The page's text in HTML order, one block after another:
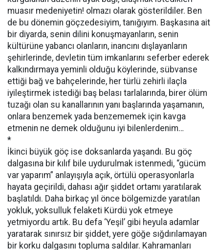
muasır medeniyetin! olmazı olarak gösterildiler. Ben
de bu dönemin göçzedesiyim, tanığıyım. Başkasına ait
bir diyarda, senin dilini konuşmayanların, senin
kültürüne yabancı olanların, inancını dışlayanların
şehirlerinde, devletin tüm imkanlarını seferber ederek
kalkındırmaya yeminli olduğu köylerinde, sübvanse
ettiği bağ ve bahçelerinde, her türlü zehirli ilaçla
iyileştirmek istediği baş belası tarlalarında, birer ölüm
tuzağı olan su kanallarının yanı başlarında yaşamanın,
onlara benzemek yada benzememek için kavga
etmenin ne demek olduğunu iyi bilenlerdenim…
*
İkinci büyük göç ise doksanlarda yaşandı. Bu göç
dalgasına bir kılıf bile uydurulmak istenmedi, “gücüm
var yaparım” anlayışıyla açık, örtülü operasyonlarla
hayata geçirildi, dahası ağır şiddet ortamı yaratılarak
başlatıldı. Daha birkaç yıl önce bölgemizde yaratılan
yokluk, yoksulluk felaketi Kürdü yok etmeye
yetmiyordu artık. Bu defa ‘Yeşil’ gibi heyula adamlar
yaratarak sınırsız bir şiddet, yere göğe sığdırılamayan
bir korku dalgasını topluma saldılar. Kahramanları